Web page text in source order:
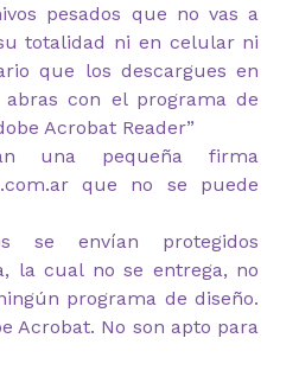
pesados que no vas a
totalidad ni en celular ni
que los descargues en
con el programa de
Acrobat Reader”
una pequeña firma
que no se puede
se envían protegidos
la cual no se entrega, no
programa de diseño.
Acrobat. No son apto para